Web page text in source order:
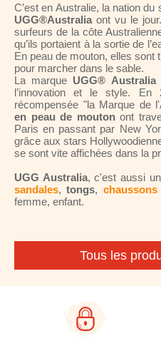
C’est en Australie, la nation
UGG®Australia ont vu le
surfeurs de la côte
qu’ils portaient à la sortie de
En peau de mouton, elles sont
pour marcher dans le sable.
La marque UGG® Australia
l’innovation et le style. En
récompensée "la Marque de
en peau de moutonont
Paris en passant par New
grâce aux stars
se sont vite affichées dans la
UGG Australia, c'est aussi
sandales,tongs, chaussons
femme, enfant.
Tous les